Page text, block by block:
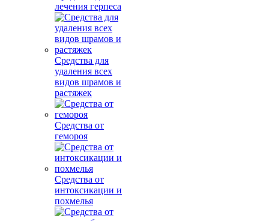
лечения герпеса
Средства для
удаления всех
видов шрамов и
растяжек
Средства от
гемороя
Средства от
интоксикации и
похмелья